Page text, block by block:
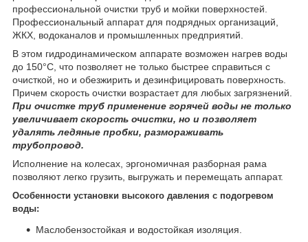
профессиональной очистки труб и мойки поверхностей.
Профессиональный аппарат для подрядных организаций,
ЖКХ, водоканалов и промышленных предприятий.
В этом гидродинамическом аппарате возможен нагрев воды
до 150°С, что позволяет не только быстрее справиться с
очисткой, но и обезжирить и дезинфицировать поверхность.
Причем скорость очистки возрастает для любых загрязнений.
При очистке труб применение горячей воды не только
увеличивает скорость очистки, но и позволяет
удалять ледяные пробки, размораживать
трубопровод.
Исполнение на колесах, эргономичная разборная рама
позволяют легко грузить, выгружать и перемещать аппарат.
Особенности установки высокого давления с подогревом
воды:
Маслобензостойкая и водостойкая изоляция.